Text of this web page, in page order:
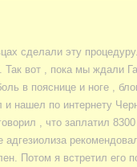
сделали эту
вот , пока мы ждали
в пояснице и ноге ,
и нашел по интернету
, что заплатил
Потом я встретил его